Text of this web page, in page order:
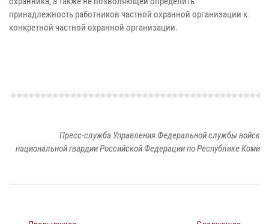
принадлежность работников частной охранной организации к
конкретной частной охранной организации.
Пресс-служба Управления Федеральной службы войск
национальной гвардии Российской Федерации по Республике Коми